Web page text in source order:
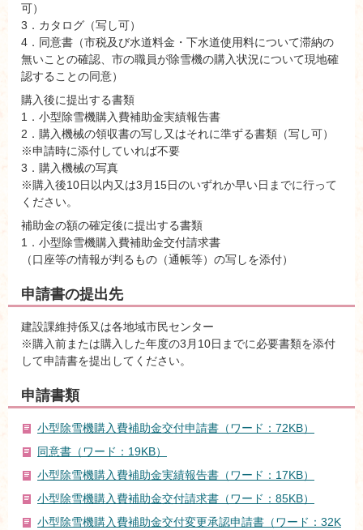
可）
3．カタログ（写し可）
4．同意書（市税及び水道料金・下水道使用料について滞納の
無いことの確認、市の職員が除雪機の購入状況について現地確
認することの同意）
購入後に提出する書類
1．小型除雪機購入費補助金実績報告書
2．購入機械の領収書の写し又はそれに準ずる書類（写し可）
※申請時に添付していれば不要
3．購入機械の写真
※購入後10日以内又は3月15日のいずれか早い日までに行って
ください。
補助金の額の確定後に提出する書類
1．小型除雪機購入費補助金交付請求書
（口座等の情報が判るもの（通帳等）の写しを添付）
申請書の提出先
建設課維持係又は各地域市民センター
※購入前または購入した年度の3月10日までに必要書類を添付
して申請書を提出してください。
申請書類
小型除雪機購入費補助金交付申請書（ワード：72KB）
同意書（ワード：19KB）
小型除雪機購入費補助金実績報告書（ワード：17KB）
小型除雪機購入費補助金交付請求書（ワード：85KB）
小型除雪機購入費補助金交付変更承認申請書（ワード：32K